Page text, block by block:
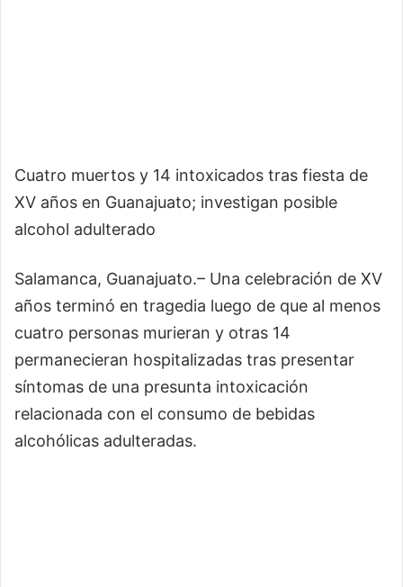
Cuatro muertos y 14 intoxicados tras fiesta de
XV años en Guanajuato; investigan posible
alcohol adulterado
Salamanca, Guanajuato.– Una celebración de XV
años terminó en tragedia luego de que al menos
cuatro personas murieran y otras 14
permanecieran hospitalizadas tras presentar
síntomas de una presunta intoxicación
relacionada con el consumo de bebidas
alcohólicas adulteradas.